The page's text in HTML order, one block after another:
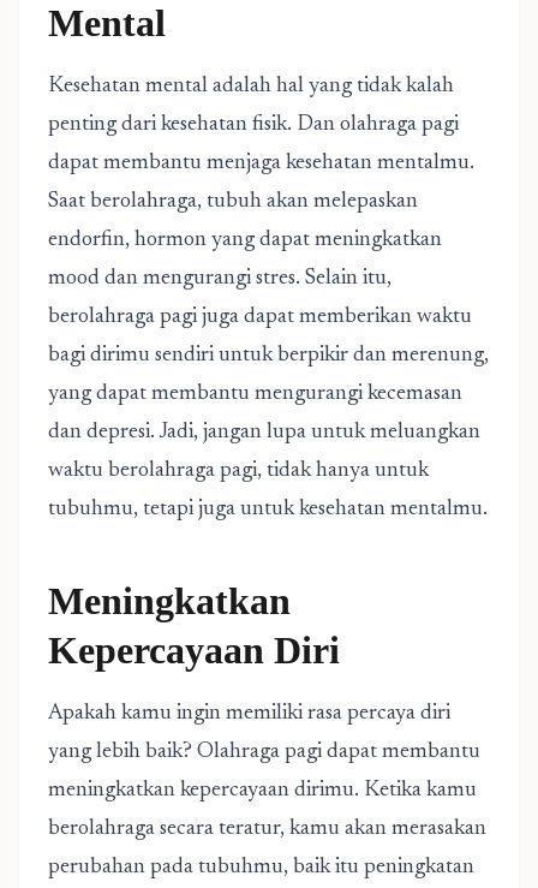
Mental
Kesehatan mental adalah hal yang tidak kalah
penting dari kesehatan fisik. Dan olahraga pagi
dapat membantu menjaga kesehatan mentalmu.
Saat berolahraga, tubuh akan melepaskan
endorfin, hormon yang dapat meningkatkan
mood dan mengurangi stres. Selain itu,
berolahraga pagi juga dapat memberikan waktu
bagi dirimu sendiri untuk berpikir dan merenung,
yang dapat membantu mengurangi kecemasan
dan depresi. Jadi, jangan lupa untuk meluangkan
waktu berolahraga pagi, tidak hanya untuk
tubuhmu, tetapi juga untuk kesehatan mentalmu.
Meningkatkan
Kepercayaan Diri
Apakah kamu ingin memiliki rasa percaya diri
yang lebih baik? Olahraga pagi dapat membantu
meningkatkan kepercayaan dirimu. Ketika kamu
berolahraga secara teratur, kamu akan merasakan
perubahan pada tubuhmu, baik itu peningkatan